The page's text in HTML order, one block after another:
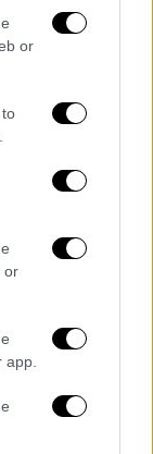
or
or
Υψών» -
Μαργκό
αναμένεται
2026